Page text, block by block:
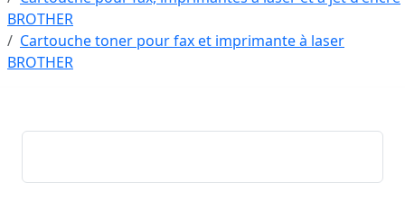
BROTHER
Cartouche toner pour fax et imprimante à laser
BROTHER